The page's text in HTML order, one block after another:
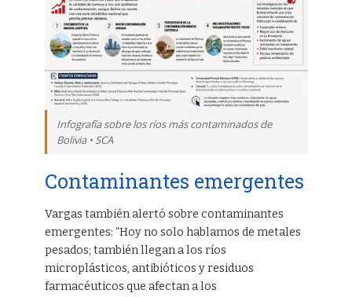
Infografía sobre los ríos más contaminados de
Bolivia • SCA
Contaminantes emergentes
Vargas también alertó sobre contaminantes
emergentes: “Hoy no solo hablamos de metales
pesados; también llegan a los ríos
microplásticos, antibióticos y residuos
farmacéuticos que afectan a los